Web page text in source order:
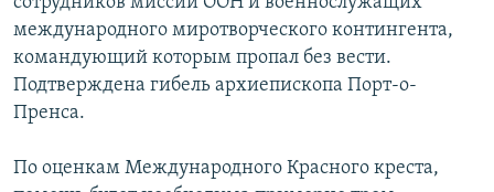
Все сайты РСЕ/РС
международного миротворческого контингента,
командующий которым пропал без вести.
Подтверждена гибель архиепископа Порт-о-
Пренса.
По оценкам Международного Красного креста,